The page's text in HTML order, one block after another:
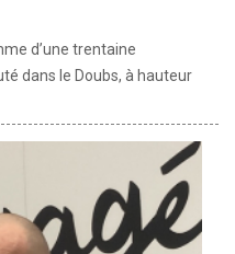
d’une trentaine
dans le Doubs, à hauteur